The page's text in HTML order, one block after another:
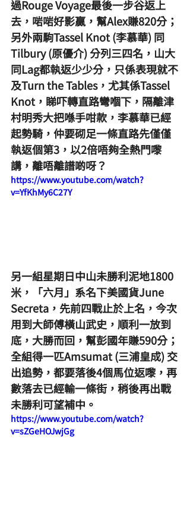
過Rouge Voyage最後一步谷返上
去，啱啱好影贏，幫Alex賺820分；
另外兩駒Tassel Knot (李慕華) 同
Tilbury (原優介) 分列三四名，山大
同Lag都執返少少分，只係表現就不
及Turn the Tables，尤其係Tassel
Knot，睇吓轉直路彎嗰下，隔離津
村明秀大把喺手咁款，李慕華已經
起勢騎，仲要砌足一條直路先僅僅
執返個第3，以2倍唔夠全熱門嚟
講，離唔離譜啲呀？
https://www.youtube.com/watch?
v=YfKhMy6C27Y
另一組星期日中山未勝利泥地1800
米，「六月」系名下美國貨June
Secreta，先前四戰止於上名，今次
用到大師傅橫山武史，順利一放到
底，大勝而回，幫彭國年賺590分；
全組得一匹Amsumat (三浦皇成) 交
出追勢，都要落後4個馬位返嚟，再
數落去已經輸一條街，稍後再出戰
未勝利可望補中。
https://www.youtube.com/watch?
v=sZGeHOJwjGg